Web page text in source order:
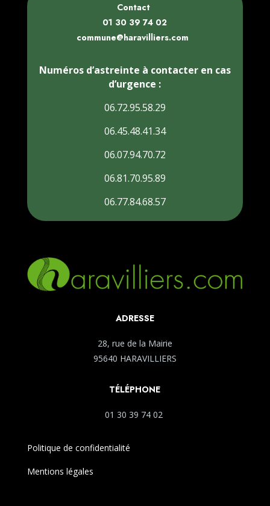
Contact
01 30 39 74 02
commune@haravilliers.com
Numéros d’astreinte à contacter en cas
d’urgence :
06.72.95.58.29
06.45.48.41.34
06.07.94.70.72
06.81.70.95.89
06.77.84.68.57
ADRESSE
28, rue de la Mairie
95640 HARAVILLIERS
TÉLÉPHONE
01 30 39 74 02
Politique de confidentialité
Mentions légales